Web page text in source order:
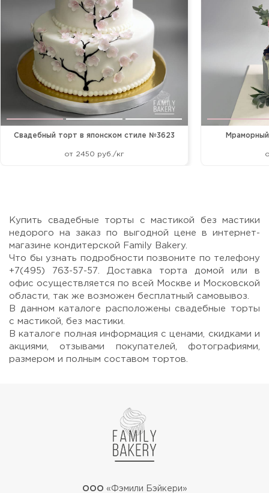
Свадебный торт в японском стиле №3623
от 2450 руб./кг
Купить свадебные торты с мастикой без мастики
недорого на заказ по выгодной цене в интернет-
магазине кондитерской Family Bakery.
Что бы узнать подробности позвоните по телефону
+7(495) 763-57-57. Доставка торта домой или в
офис осуществляется по всей Москве и Московской
области, так же возможен бесплатный самовывоз.
В данном каталоге расположены свадебные торты
с мастикой, без мастики.
В каталоге полная информация с ценами, скидками и
акциями, отзывами покупателей, фотографиями,
размером и полным составом тортов.
Прикрепить файл или фото
ООО «Фэмили Бэйкери»